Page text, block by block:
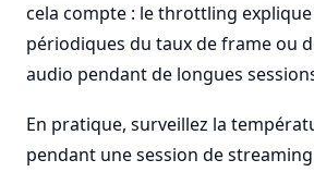
cela compte : le throttling
périodiques du taux de frame ou
audio pendant de longues
En pratique, surveillez la
pendant une session de